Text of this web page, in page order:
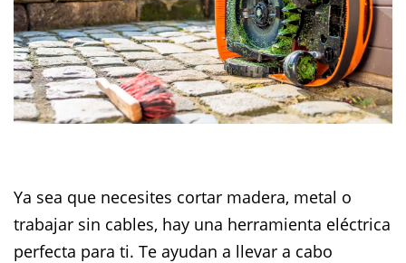
Ya sea que necesites cortar madera, metal o
trabajar sin cables, hay una herramienta eléctrica
perfecta para ti. Te ayudan a llevar a cabo